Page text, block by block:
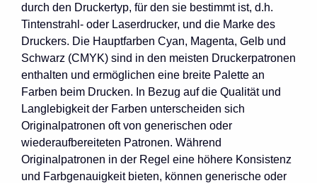
durch den Druckertyp, für den sie bestimmt ist, d.h.
Tintenstrahl- oder Laserdrucker, und die Marke des
Druckers. Die Hauptfarben Cyan, Magenta, Gelb und
Schwarz (CMYK) sind in den meisten Druckerpatronen
enthalten und ermöglichen eine breite Palette an
Farben beim Drucken. In Bezug auf die Qualität und
Langlebigkeit der Farben unterscheiden sich
Originalpatronen oft von generischen oder
wiederaufbereiteten Patronen. Während
Originalpatronen in der Regel eine höhere Konsistenz
und Farbgenauigkeit bieten, können generische oder